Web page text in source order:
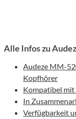
Alle Infos zu
Audeze MM-
Kopfhörer
Kompatibel mit
In
Verfügbarkeit